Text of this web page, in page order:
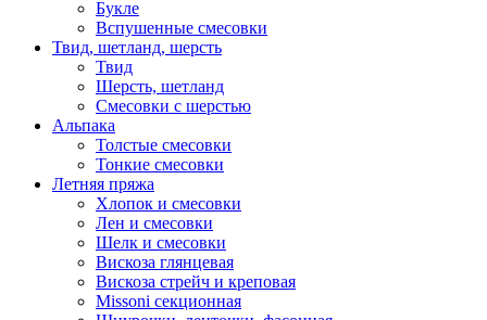
Букле
Вспушенные смесовки
Твид, шетланд, шерсть
Твид
Шерсть, шетланд
Смесовки с шерстью
Альпака
Толстые смесовки
Тонкие смесовки
Летняя пряжа
Хлопок и смесовки
Лен и смесовки
Шелк и смесовки
Вискоза глянцевая
Вискоза стрейч и креповая
Missoni секционная